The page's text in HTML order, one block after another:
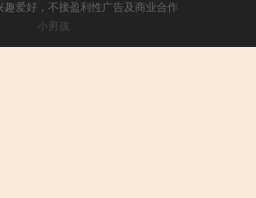
趣爱好，不接盈利性广告及商业合作
小男孩